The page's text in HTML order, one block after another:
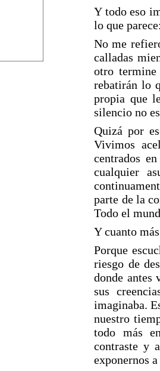
Y todo eso
lo que
No me
calladas
otro termine
rebatirán lo
propia que
silencio no
Quizá por
Vivimos
centrados
cualquier
parte de la
Todo el
Y cuanto
Porque
riesgo de
donde antes
sus
imaginaba.
nuestro
todo más
contraste y
exponernos